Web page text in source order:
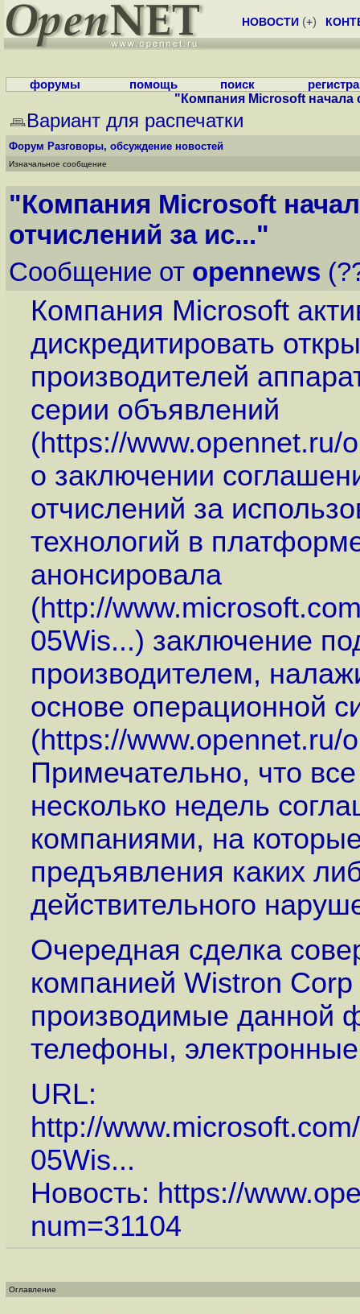
НОВОСТИ (+)
форумы помощь поиск
"Компания Microsoft начала
Вариант для распечатки
Форум Разговоры, обсуждение новостей
Изначальное сообщение
"Компания Microsoft
отчислений за ис..."
Сообщение от opennews
Компания Microsoft
дискредитировать
производителей
серии объявлений
(https://www.opennet.ru/
о заключении
отчислений за
технологий в
анонсировала
(http://
05Wis...) заключение
производителем,
основе операционной
(https://www.opennet.ru/
Примечательно, что
несколько недель
компаниями, на
предъявления каких
действительного
Очередная сделка
компанией Wistron Corp
производимые данной
телефоны,
URL:
http://
05Wis...
Новость: https://
num=31104
Оглавление